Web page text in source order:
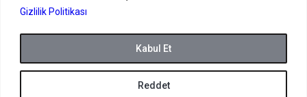
Gizlilik Politikası
Reddet
Kabul Et